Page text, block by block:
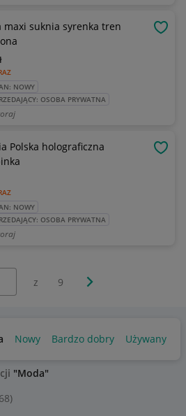
maxi suknia syrenka tren
NOWY
OSOBA PRYWATNA
Polska holograficzna
NOWY
OSOBA PRYWATNA
z 9 Następna strona
Nowy Bardzo dobry Używany
"Moda"